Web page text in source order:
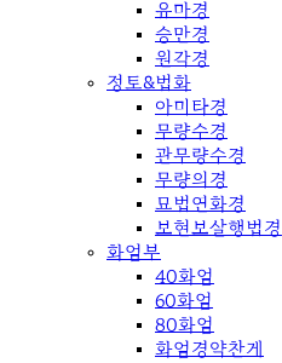
유마경
승만경
원각경
정토&법화
아미타경
무량수경
관무량수경
무량의경
묘법연화경
보현보살행법경
화엄부
40화엄
60화엄
80화엄
화엄경약찬게